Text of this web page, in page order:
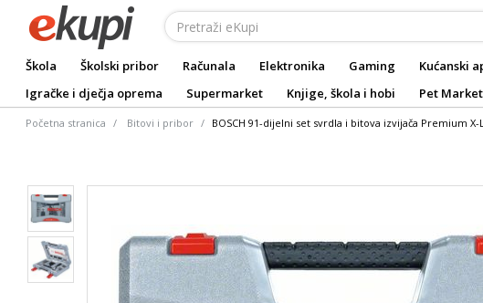
Škola Školski pribor Računala Elektronika Gaming Kućanski
Igračke i dječja oprema
Supermarket Knjige, škola i hobi Pet Market
Početna stranica Bitovi i pribor BOSCH 91-dijelni set svrdla i bitova izvijača Premium X-